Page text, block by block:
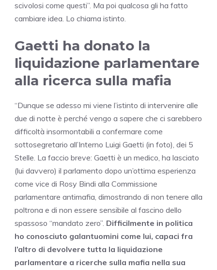
scivolosi come questi”. Ma poi qualcosa gli ha fatto
cambiare idea. Lo chiama istinto.
Gaetti ha donato la
liquidazione parlamentare
alla ricerca sulla mafia
“Dunque se adesso mi viene l’istinto di intervenire alle
due di notte è perché vengo a sapere che ci sarebbero
difficoltà insormontabili a confermare come
sottosegretario all’Interno Luigi Gaetti (in foto), dei 5
Stelle. La faccio breve: Gaetti è un medico, ha lasciato
(lui davvero) il parlamento dopo un’ottima esperienza
come vice di Rosy Bindi alla Commissione
parlamentare antimafia, dimostrando di non tenere alla
poltrona e di non essere sensibile al fascino dello
spassoso “mandato zero”. Difficilmente in politica
ho conosciuto galantuomini come lui, capaci fra
l’altro di devolvere tutta la liquidazione
parlamentare a ricerche sulla mafia nella sua